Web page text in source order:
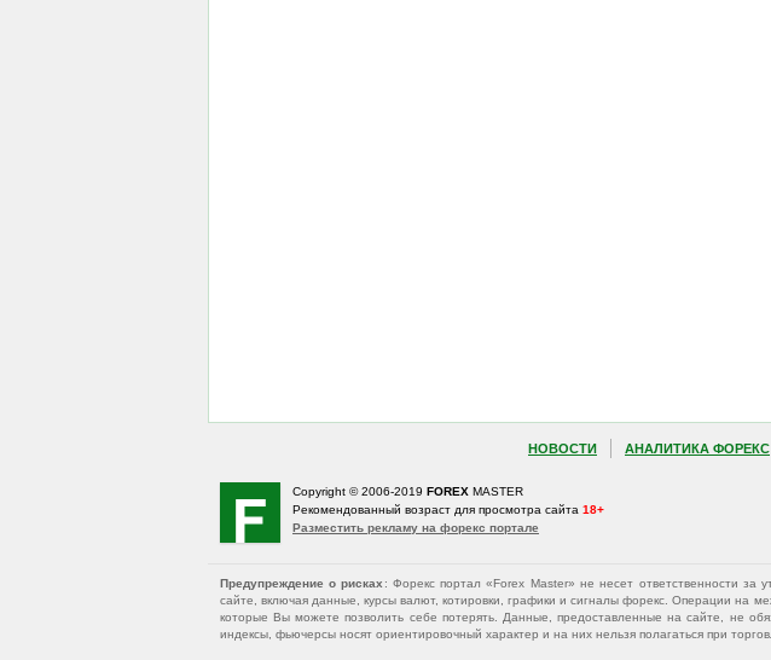
НОВОСТИ АНАЛИТИКА ФОРЕКС
Copyright © 2006-2019 FOREX MASTER
Рекомендованный возраст для просмотра сайта 18+
Разместить рекламу на форекс портале
Предупреждение о рисках : Форекс портал «Forex Master» не несет ответственности
сайте, включая данные, курсы валют, котировки, графики и сигналы форекс. Операции на
которые Вы можете позволить себе потерять. Данные, предоставленные на сайте, не
индексы, фьючерсы носят ориентировочный характер и на них нельзя полагаться при